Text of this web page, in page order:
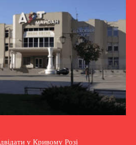
у Кривому Розі